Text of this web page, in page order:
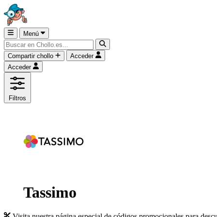
Menú
Compartir chollo
Acceder
Acceder
Filtros
Tassimo